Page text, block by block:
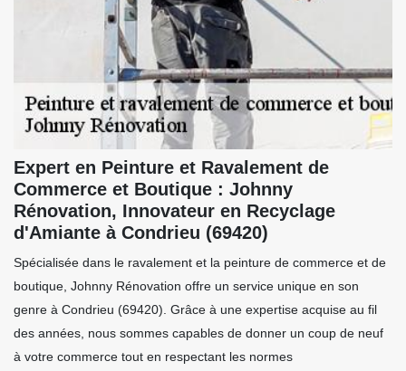
Expert en Peinture et Ravalement de
Commerce et Boutique : Johnny
Rénovation, Innovateur en Recyclage
d'Amiante à Condrieu (69420)
Spécialisée dans le ravalement et la peinture de commerce et de
boutique, Johnny Rénovation offre un service unique en son
genre à Condrieu (69420). Grâce à une expertise acquise au fil
des années, nous sommes capables de donner un coup de neuf
à votre commerce tout en respectant les normes